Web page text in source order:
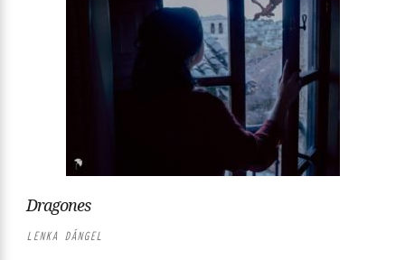
Dragones
LENKA DÁNGEL